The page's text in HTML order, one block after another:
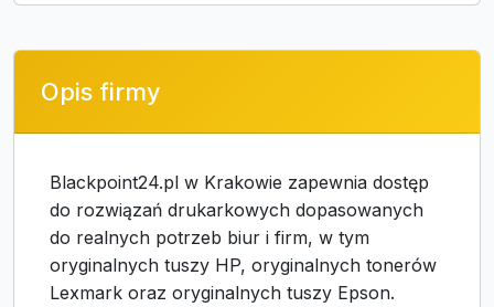
Opis firmy
Blackpoint24.pl w Krakowie zapewnia dostęp
do rozwiązań drukarkowych dopasowanych
do realnych potrzeb biur i firm, w tym
oryginalnych tuszy HP, oryginalnych tonerów
Lexmark oraz oryginalnych tuszy Epson.